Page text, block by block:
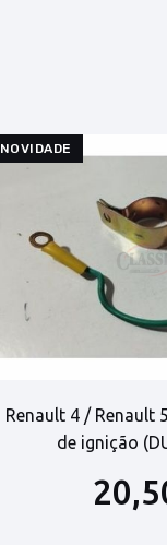
NOVIDADE
Renault 4 / Renault
de ignição